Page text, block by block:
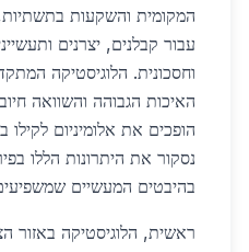
המקומית והשקעות בתשתיות,
עבור קבלנים, יצרנים
וחסכונית. הלוגיסטיקה
האיכות הגבוהה והשוואה
הופכים את אלומיניום
נסקור את היתרונות הללו
בהיבטים המעשיים
ראשית, הלוגיסטיקה באזור